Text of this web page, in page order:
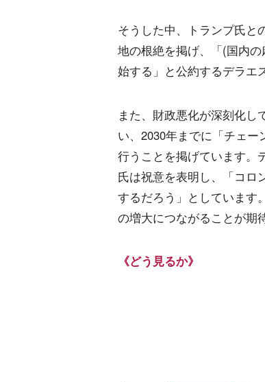
そうした中、トランプ氏と
地の根絶を掲げ、「(国内
始する」と公約するデラエ
また、財政悪化が深刻化し
い、2030年までに「チェ
行うことを掲げています。
氏は祝意を表明し、「コロ
するだろう」としています
の増大につながることが期
《どう見るか》